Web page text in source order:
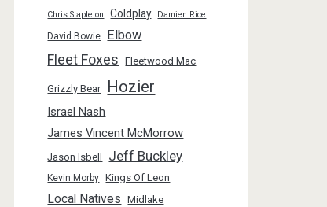
Chris Stapleton Coldplay Damien Rice
David Bowie Elbow
Fleet Foxes Fleetwood Mac
Grizzly Bear Hozier
Israel Nash
James Vincent McMorrow
Jason Isbell Jeff Buckley
Kevin Morby Kings Of Leon
Local Natives Midlake